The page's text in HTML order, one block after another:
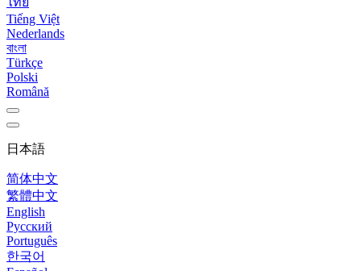
Tiếng Việt
Nederlands
বাংলা
Türkçe
Polski
Română
日本語
简体中文
繁體中文
English
Русский
Português
한국어